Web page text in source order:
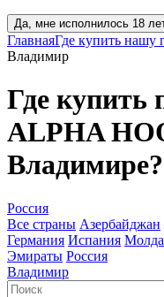
Да, мне исполнилось 18
ГлавнаяГде купить нашу
Владимир
Где купить
ALPHA
Владимире?
Россия
Все страны Азербайджан
Германия Испания
Эмираты Россия
Владимир